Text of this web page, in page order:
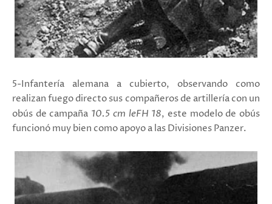
5-Infantería alemana a cubierto, observando como
realizan fuego directo sus compañeros de artillería con un
obús de campaña 10.5 cm leFH 18, este modelo de obús
funcionó muy bien como apoyo a las Divisiones Panzer.